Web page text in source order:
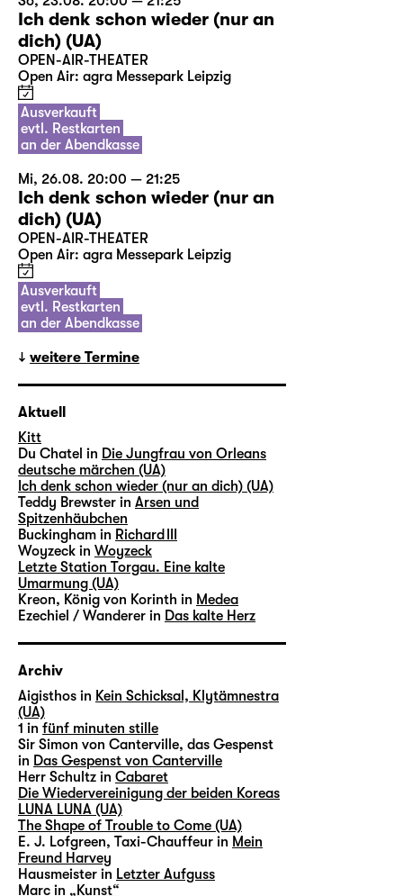
Ich denk schon wieder (nur an
dich) (UA)
OPEN-AIR-THEATER
Open Air: agra Messepark Leipzig
Ausverkauft
evtl. Restkarten
an der Abendkasse
Mi, 26.08. 20:00 — 21:25
Ich denk schon wieder (nur an
dich) (UA)
OPEN-AIR-THEATER
Open Air: agra Messepark Leipzig
Ausverkauft
evtl. Restkarten
an der Abendkasse
weitere Termine
Aktuell
Kitt
Du Chatel in Die Jungfrau von Orleans
deutsche märchen (UA)
Ich denk schon wieder (nur an dich) (UA)
Teddy Brewster in Arsen und
Spitzenhäubchen
Buckingham in Richard III
Woyzeck in Woyzeck
Letzte Station Torgau. Eine kalte
Umarmung (UA)
Kreon, König von Korinth in Medea
Ezechiel / Wanderer in Das kalte Herz
Archiv
Aigisthos in Kein Schicksal, Klytämnestra
(UA)
1 in fünf minuten stille
Sir Simon von Canterville, das Gespenst
in Das Gespenst von Canterville
Herr Schultz in Cabaret
Die Wiedervereinigung der beiden Koreas
LUNA LUNA (UA)
The Shape of Trouble to Come (UA)
E. J. Lofgreen, Taxi-Chauffeur in Mein
Freund Harvey
Hausmeister in Letzter Aufguss
Marc in „Kunst“